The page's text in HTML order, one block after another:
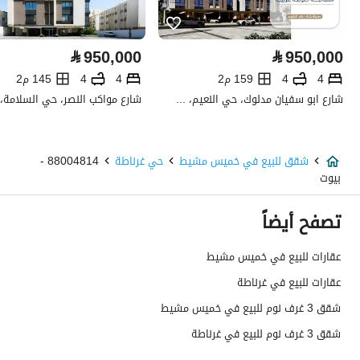
كهرباء
نعم
صرف صحي
هاتف
نعم
تفاصيل اضافية
عمر العقار
عرض الشارع
رقم المخطط
2578 / 1443 / ع / 2
رقم صك الملكية
760002958637
⃁950,000
4
4
159 م2
شارع ابو سفيان مدلوك، حي النعيم، شمال جدة، جدة
⃁950,000
4
4 145 م2
شقق للبيع في خميس مشيط حي غرناطة 88004814 -
بيوت
تصفح أيضاً
عقارات للبيع في خميس مشيط
عقارات للبيع في غرناطة
شقق 3 غرف نوم للبيع في خميس مشيط
شقق 3 غرف نوم للبيع في غرناطة